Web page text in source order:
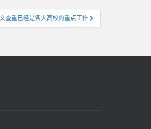
查重已经是各大高校的重点工作